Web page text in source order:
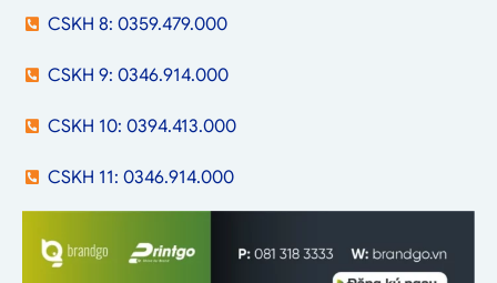
CSKH 8: 0359.479.000
CSKH 9: 0346.914.000
CSKH 10: 0394.413.000
CSKH 11: 0346.914.000